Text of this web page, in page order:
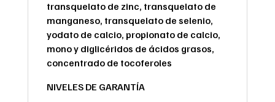
transquelato de zinc, transquelato de
manganeso, transquelato de selenio,
yodato de calcio, propionato de calcio,
mono y diglicéridos de ácidos grasos,
concentrado de tocoferoles
NIVELES DE GARANTÍA